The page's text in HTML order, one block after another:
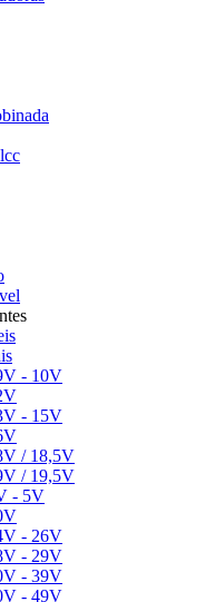
- 10V
- 15V
/ 18,5V
/ 19,5V
- 5V
- 26V
- 29V
- 39V
- 49V